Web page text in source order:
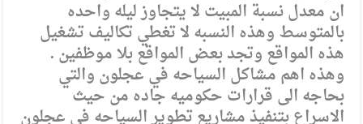
ان معدل نسبة المبيت لا يتجاوز ليله واحده
بالمتوسط وهذه النسبه لا تغطي تكاليف تشغيل
هذه المواقع وتجد بعض المواقع بلا موظفين .
وهذه اهم مشاكل السياحه في عجلون والتي
بحاجه الى قرارات حكوميه جاده من حيث
الاسراع بتنفيذ مشاريع تطوير السياحه في عجلون